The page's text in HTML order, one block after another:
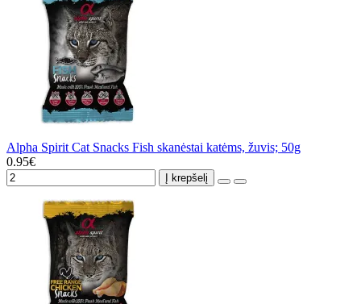
Alpha Spirit Cat Snacks Fish skanėstai katėms, žuvis; 50g
0.95€
Į krepšelį